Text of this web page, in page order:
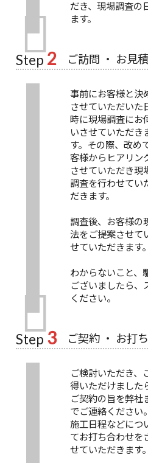
だき、現場調査の
ます。
Step 2 ご訪問 ・ お見
事前にお客様と決
させていただいた
時に現場調査にお
いさせていただき
す。その際、改め
客様からヒアリン
させていただき現
調査を行わせてい
だきます。
調査後、お客様の
法をご提案させて
せていただきます。
わからないこと、
ございましたら、
ください。
Step 3 ご契約 ・ お打
ご検討いただき、
得いただけました
ご契約の旨を弊社
でご連絡ください。
施工日程などにつ
てお打ち合わせを
せていただきます。